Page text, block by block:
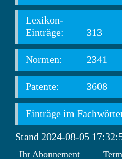
Lexikon-
Einträge:
313
Normen: 2341
Patente: 3608
Einträge im
Stand 2024-08-05
Ihr Abonnement